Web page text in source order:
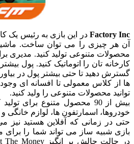
Factory Inc در این بازی به رئیس یک
آن هر چیزی را می توان ساخت.
محصولات متنوعی تولید کنید. مدیری
کارخانه تان را اتوماتیک کنید. پول
ها از کلاس معمولی تا افسانه ای
توانید محصولات متنوعی را ولید کنید.
بیش از 90 محصول متنوع برای
خودروها، اسمارتفون ها، لوازم
حتی در زمانی که آفلاین هستید نیز می
بازی شبیه ساز می تواند شما را